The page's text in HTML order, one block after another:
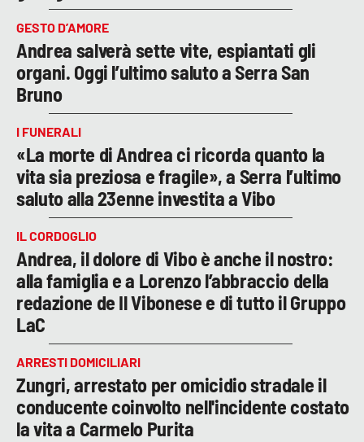
GESTO D’AMORE
Andrea salverà sette vite, espiantati gli
organi. Oggi l’ultimo saluto a Serra San
Bruno
I FUNERALI
«La morte di Andrea ci ricorda quanto la
vita sia preziosa e fragile», a Serra l’ultimo
saluto alla 23enne investita a Vibo
IL CORDOGLIO
Andrea, il dolore di Vibo è anche il nostro:
alla famiglia e a Lorenzo l’abbraccio della
redazione de Il Vibonese e di tutto il Gruppo
LaC
ARRESTI DOMICILIARI
Zungri, arrestato per omicidio stradale il
conducente coinvolto nell'incidente costato
la vita a Carmelo Purita